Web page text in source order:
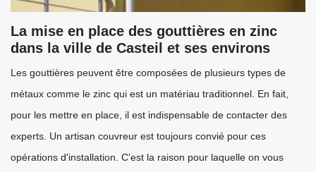
La mise en place des gouttières en zinc
dans la ville de Casteil et ses environs
Les gouttières peuvent être composées de plusieurs types de
métaux comme le zinc qui est un matériau traditionnel. En fait,
pour les mettre en place, il est indispensable de contacter des
experts. Un artisan couvreur est toujours convié pour ces
opérations d'installation. C'est la raison pour laquelle on vous